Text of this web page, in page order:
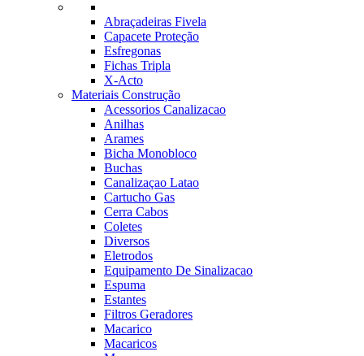
Abraçadeiras Fivela
Capacete Proteção
Esfregonas
Fichas Tripla
X-Acto
Materiais Construção
Acessorios Canalizacao
Anilhas
Arames
Bicha Monobloco
Buchas
Canalizaçao Latao
Cartucho Gas
Cerra Cabos
Coletes
Diversos
Eletrodos
Equipamento De Sinalizacao
Espuma
Estantes
Filtros Geradores
Macarico
Macaricos